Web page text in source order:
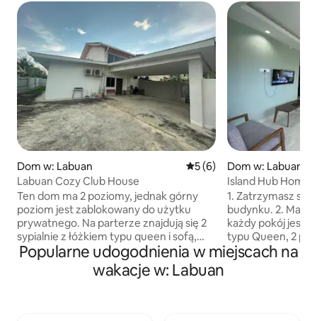
Dom w: Labuan Średnia ocena: 5 na 5,
5 (6)
Labuan Cozy Club House
Ten dom ma 2 poziomy, jednak górny
poziom jest zablokowany do użytku
prywatnego. Na parterze znajdują się 2
sypialnie z łóżkiem typu queen i sofą,
każdy pokój dostępny dla maksymalnie 6
lub 7 osób, jednak inny materac z
łóżkiem typu king do 2 lub 3 osób będzie
Dom w: Labuan
Island Hub
1. Zatrzymasz się
budynku. 2. Mamy 2 sypialnie, w których
każdy pokój jest
typu Queen, 2
Otwórz kuchnię
podstawowymi
Popularne udogodnienia w miejscach na
wakacje w: Labuan